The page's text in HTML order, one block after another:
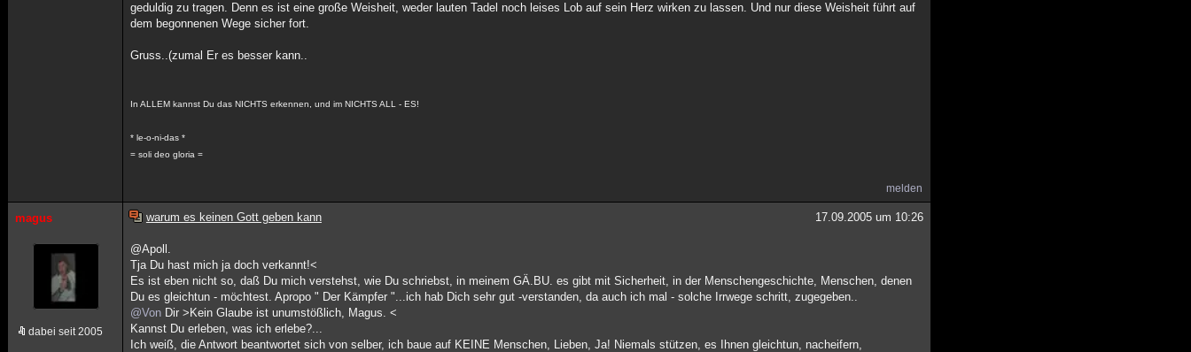
geduldig zu tragen. Denn es ist eine große Weisheit, weder lauten Tadel noch leises Lob auf sein Herz wirken zu lassen. Und nur diese Weisheit führt auf
dem begonnenen Wege sicher fort.
Gruss..(zumal Er es besser kann..
In ALLEM kannst Du das NICHTS erkennen, und im NICHTS ALL - ES!
* le-o-ni-das *
= soli deo gloria =
melden
magus
dabei seit 2005
warum es keinen Gott geben kann 17.09.2005 um 10:26
@Apoll.
Tja Du hast mich ja doch verkannt!<
Es ist eben nicht so, daß Du mich verstehst, wie Du schriebst, in meinem GÄ.BU. es gibt mit Sicherheit, in der Menschengeschichte, Menschen, denen
Du es gleichtun - möchtest. Apropo " Der Kämpfer "...ich hab Dich sehr gut -verstanden, da auch ich mal - solche Irrwege schritt, zugegeben..
@Von Dir >Kein Glaube ist unumstößlich, Magus. <
Kannst Du erleben, was ich erlebe?...
Ich weiß, die Antwort beantwortet sich von selber, ich baue auf KEINE Menschen, Lieben, Ja! Niemals stützen, es Ihnen gleichtun, nacheifern,